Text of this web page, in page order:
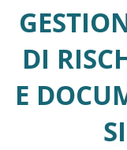
DI
E